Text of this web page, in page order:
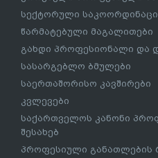
სექტორული
წარმატებული მაგალითები
გახდი პროფესიონალი და
სასარგებლო ბმულები
საერთაშორისო კავშირები
კვლევები
საქართველოს კანონი
შესახებ
პროფესიული განათლების